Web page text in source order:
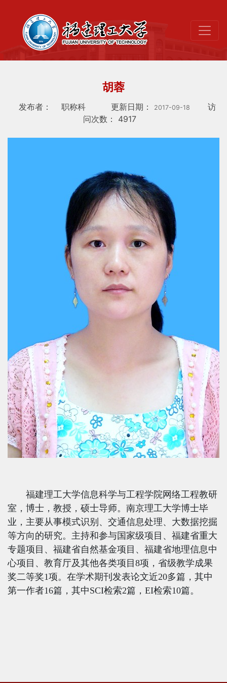
胡蓉
发布者： 职称科 更新日期： 2017-09-18
访
问次数： 4917
福建理工大学信息科学与工程学院网络工程教研
室，博士，教授，硕士导师。南京理工大学博士毕
业，主要从事模式识别、交通信息处理、大数据挖掘
等方向的研究。主持和参与国家级项目、福建省重大
专题项目、福建省自然基金项目、福建省地理信息中
心项目、教育厅及其他各类项目 8项，省级教学成果
奖二等奖1项。在学术期刊发表论文近20多篇，其中
第一作者16篇，其中SCI检索2篇， EI检索10篇。